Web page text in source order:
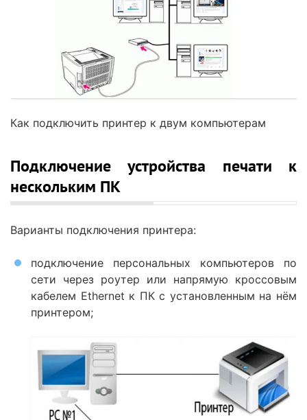
Как подключить принтер к двум компьютерам
Подключение устройства печати к
нескольким ПК
Варианты подключения принтера:
подключение персональных компьютеров по
сети через роутер или напрямую кроссовым
кабелем Ethernet к ПК с установленным на нём
принтером;